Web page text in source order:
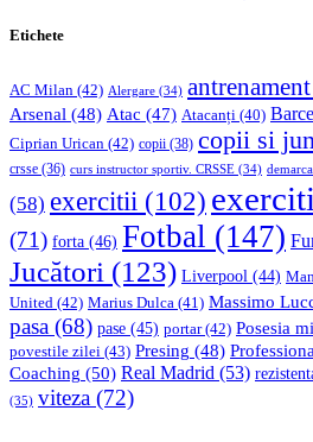
Etichete
AC Milan (42) Alergare (34) antrenament
Arsenal (48) Atac (47) Atacanți (40)
Ciprian Urican (42) copii (38) copii si
crsse (36) curs instructor sportiv. CRSSE (34)
(58) exercitii (102)
(71) forta (46) Fotbal (147)
Jucători (123) Liverpool (44)
United (42) Marius Dulca (41) Massimo
pasa (68) pase (45) portar(42) Posesia
povestile zilei (43) Presing (48)
Coaching (50) Real Madrid (53)
(35) viteza (72)